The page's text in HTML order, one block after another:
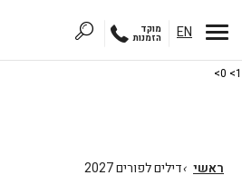
1> 0>
EN מוקד
הזמנות
ראשי ›דילים לפורים 2027